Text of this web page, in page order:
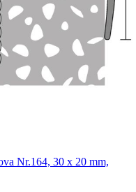
Nr.164, 30 x 20 mm,